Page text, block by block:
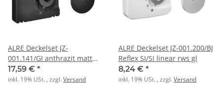
ALRE Deckelset JZ-
001.141/GI anthrazit matt
55x55mm
17,59 € *
inkl. 19% USt. , zzgl.Versand
ALRE Deckelset JZ-001.200/BJ
Reflex SI/SI linear rws gl
8,24 € *
inkl. 19% USt. , zzgl.Versand